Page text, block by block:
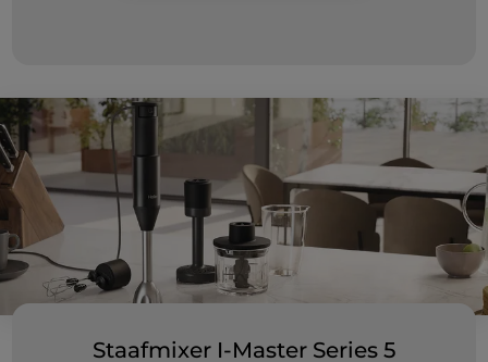
Staafmixer I-Master Series 5